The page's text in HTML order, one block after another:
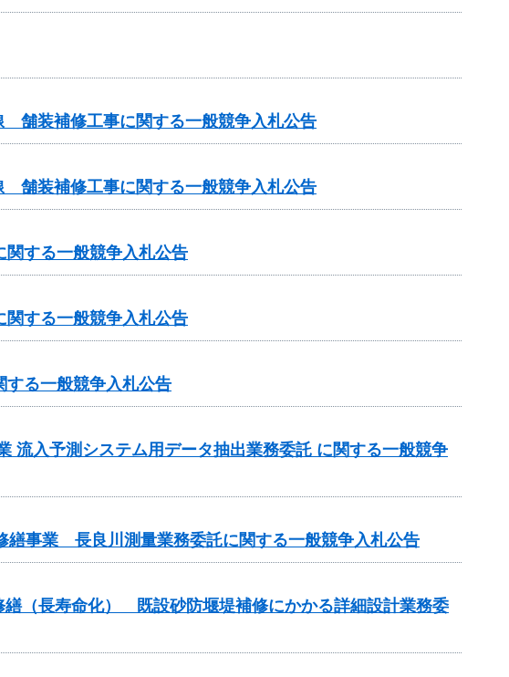
舗装補修工事に関する一般競争入札公告
舗装補修工事に関する一般競争入札公告
関する一般競争入札公告
関する一般競争入札公告
する一般競争入札公告
流入予測システム用データ抽出業務委託 に関する一般競争
繕事業 長良川測量業務委託に関する一般競争入札公告
繕（長寿命化） 既設砂防堰堤補修にかかる詳細設計業務委